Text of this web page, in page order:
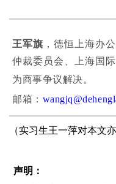
王军旗 ，德恒上海办
仲裁委员会、上海国
为商事争议解决。
邮箱：
（实习生王一萍对本文
声明：